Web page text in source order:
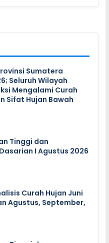
Sumatera
Seluruh Wilayah
Mengalami Curah
Sifat Hujan Bawah
Tinggi dan
I Agustus 2026
Curah Hujan Juni
Agustus, September,